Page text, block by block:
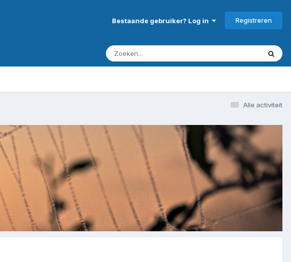
Bestaande gebruiker? Log in Registreren
Alle activiteit